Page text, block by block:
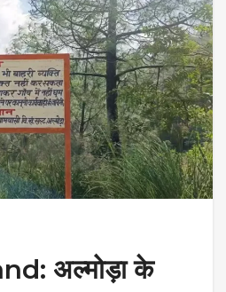
अल्मोड़ा के